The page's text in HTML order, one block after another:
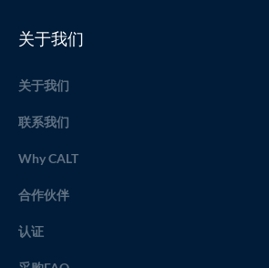
关于我们
关于我们
联系我们
Why CALT
合作伙伴
认证